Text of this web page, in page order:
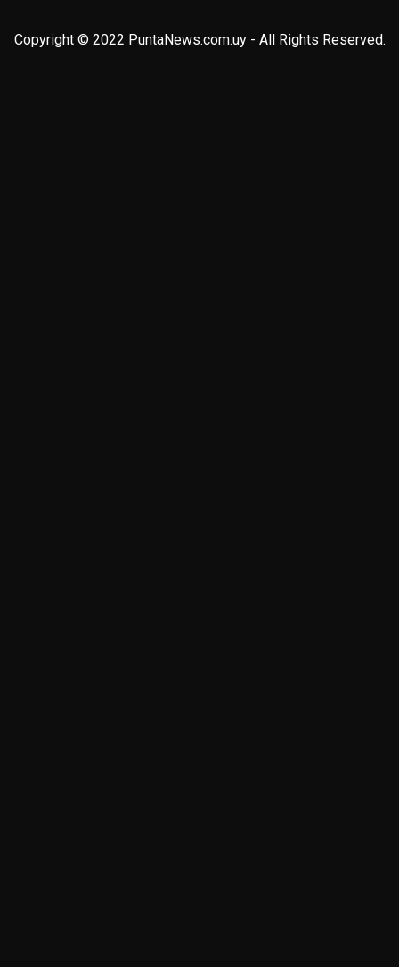
Copyright © 2022 PuntaNews.com.uy - All Rights Reserved.